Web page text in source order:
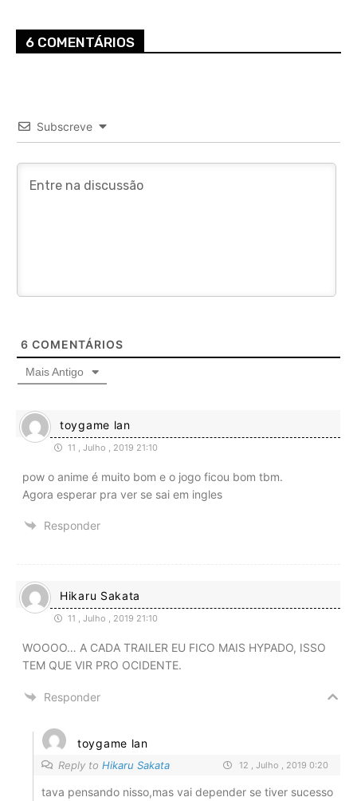
6 COMENTÁRIOS
Subscreve
6 COMENTÁRIOS
Mais Antigo
toygame lan
11 , Julho , 2019 21:10
pow o anime é muito bom e o jogo ficou bom tbm.
Agora esperar pra ver se sai em ingles
Responder
Hikaru Sakata
11 , Julho , 2019 21:10
WOOOO… A CADA TRAILER EU FICO MAIS HYPADO, ISSO
TEM QUE VIR PRO OCIDENTE.
Responder
toygame lan
Reply to Hikaru Sakata 12 , Julho , 2019 0:20
tava pensando nisso,mas vai depender se tiver sucesso